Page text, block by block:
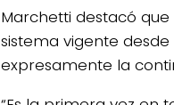
Marchetti destacó
sistema vigente
expresamente la